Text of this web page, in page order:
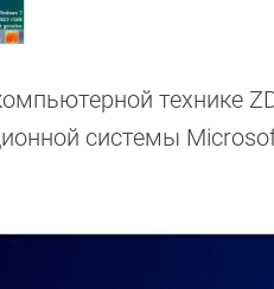
технике
системы